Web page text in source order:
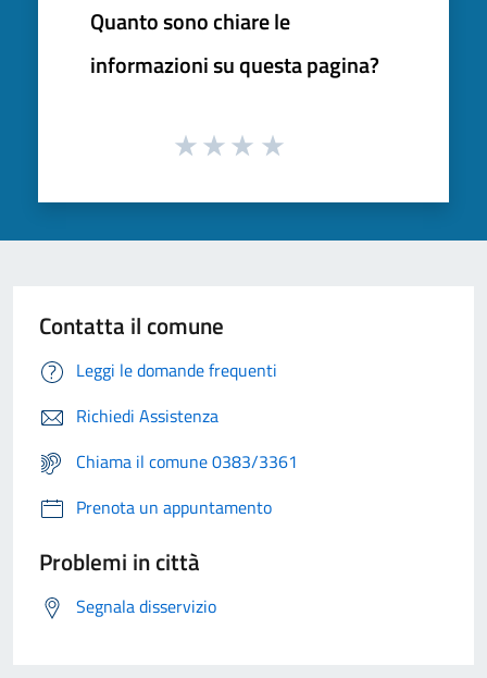
Quanto sono chiare le
informazioni su questa pagina?
Contatta il comune
Leggi le domande frequenti
Richiedi Assistenza
Chiama il comune 0383/3361
Prenota un appuntamento
Problemi in città
Segnala disservizio